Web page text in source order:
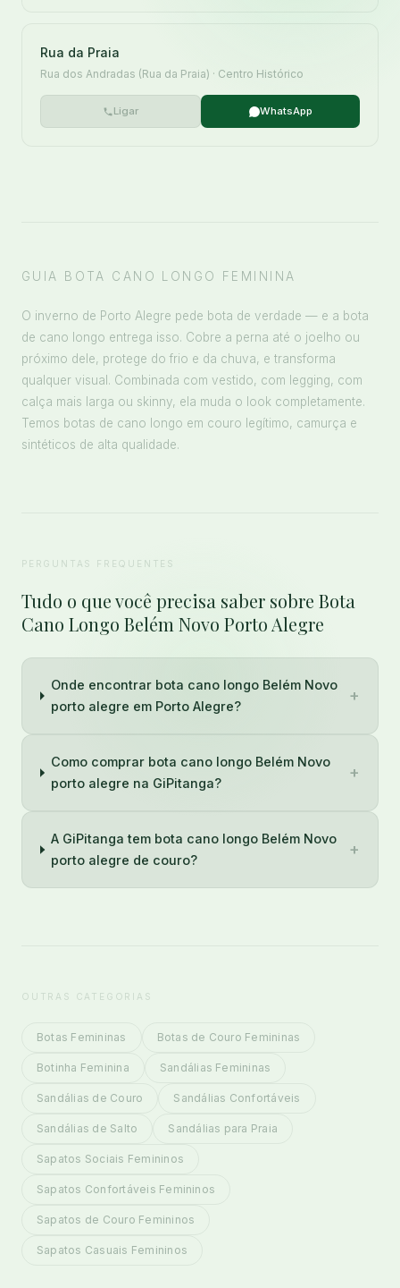
Rua da Praia
Rua dos Andradas (Rua da Praia) · Centro Histórico
Ligar WhatsApp
GUIA BOTA CANO LONGO FEMININA
O inverno de Porto Alegre pede bota de verdade — e a bota
de cano longo entrega isso. Cobre a perna até o joelho ou
próximo dele, protege do frio e da chuva, e transforma
qualquer visual. Combinada com vestido, com legging, com
calça mais larga ou skinny, ela muda o look completamente.
Temos botas de cano longo em couro legítimo, camurça e
sintéticos de alta qualidade.
PERGUNTAS FREQUENTES
Tudo o que você precisa saber sobre Bota
Cano Longo Belém Novo Porto Alegre
Onde encontrar bota cano longo Belém Novo
porto alegre em Porto Alegre?
+
Como comprar bota cano longo Belém Novo
porto alegre na GiPitanga?
+
A GiPitanga tem bota cano longo Belém Novo
porto alegre de couro?
+
OUTRAS CATEGORIAS
Botas Femininas Botas de Couro Femininas
Botinha Feminina Sandálias Femininas
Sandálias de Couro Sandálias Confortáveis
Sandálias de Salto Sandálias para Praia
Sapatos Sociais Femininos
Sapatos Confortáveis Femininos
Sapatos de Couro Femininos
Sapatos Casuais Femininos